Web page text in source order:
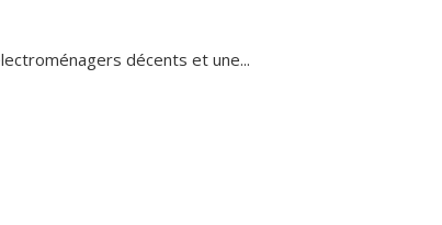
décents et une...